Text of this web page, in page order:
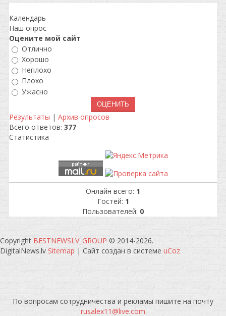
Календарь
Наш опрос
Оцените мой сайт
Отлично
Хорошо
Неплохо
Плохо
Ужасно
Результаты | Архив опросов
Всего ответов: 377
Статистика
Онлайн всего: 1
Гостей: 1
Пользователей: 0
Copyright BESTNEWSLV_GROUP © 2014-2026.
DigitalNews.lv Sitemap | Сайт создан в системе uCoz
По вопросам сотрудничества и рекламы пишите на почту
rusalex11@live.com